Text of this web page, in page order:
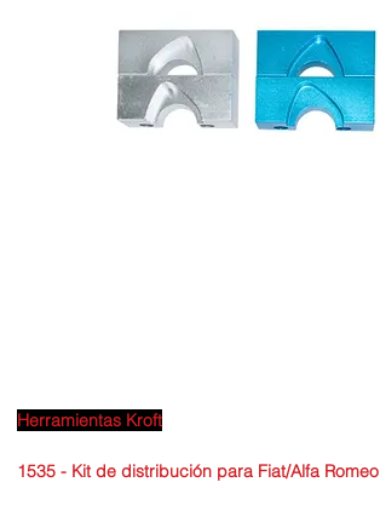
Herramientas Kroft
1535 - Kit de distribución para Fiat/Alfa